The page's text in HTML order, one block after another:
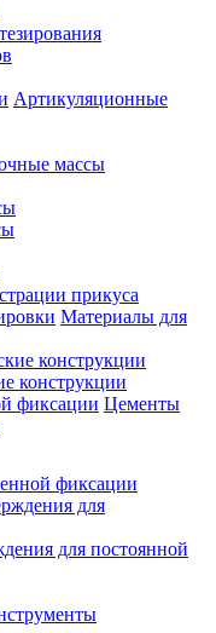
Артикуляционные
массы
прикуса
Материалы для
конструкции
Цементы
фиксации
для постоянной